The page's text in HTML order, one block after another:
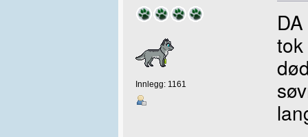
Innlegg: 1161